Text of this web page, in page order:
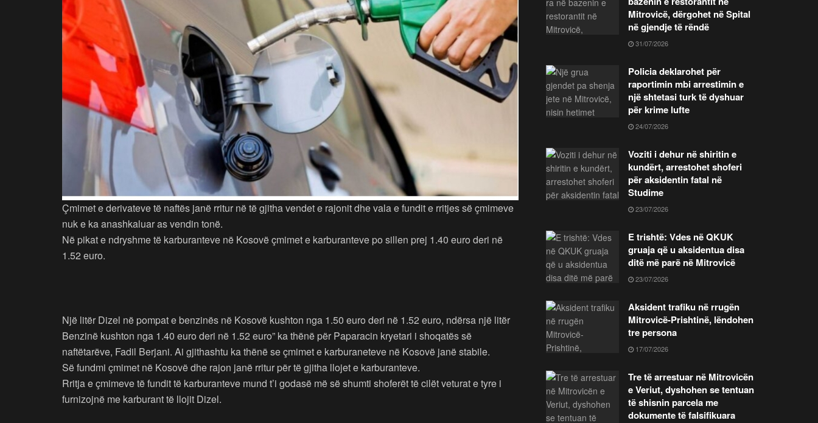
Çmimet e derivateve të naftës janë rritur në të gjitha vendet e rajonit dhe vala e fundit e rritjes së çmimeve
nuk e ka anashkaluar as vendin tonë.
Në pikat e ndryshme të karburanteve në Kosovë çmimet e karburanteve po sillen prej 1.40 euro deri në
1.52 euro.
Një litër Dizel në pompat e benzinës në Kosovë kushton nga 1.50 euro deri në 1.52 euro, ndërsa një litër
Benzinë kushton nga 1.40 euro deri në 1.52 euro” ka thënë për Paparacin kryetari i shoqatës së
naftëtarëve, Fadil Berjani. Ai gjithashtu ka thënë se çmimet e karburaneteve në Kosovë janë stabile.
Së fundmi çmimet në Kosovë dhe rajon janë rritur për të gjitha llojet e karburanteve.
Rritja e çmimeve të fundit të karburanteve mund t’i godasë më së shumti shoferët të cilët veturat e tyre i
furnizojnë me karburant të llojit Dizel.
Mitrovicë, dërgohet në Spital
në gjendje të rëndë
31/07/2026
Policia deklarohet për
raportimin mbi arrestimin e
një shtetasi turk të dyshuar
për krime lufte
24/07/2026
Voziti i dehur në shiritin e
kundërt, arrestohet shoferi
për aksidentin fatal në
Studime
23/07/2026
E trishtë: Vdes në QKUK
gruaja që u aksidentua disa
ditë më parë në Mitrovicë
23/07/2026
Aksident trafiku në rrugën
Mitrovicë-Prishtinë, lëndohen
tre persona
17/07/2026
Tre të arrestuar në Mitrovicën
e Veriut, dyshohen se tentuan
të shisnin parcela me
dokumente të falsifikuara